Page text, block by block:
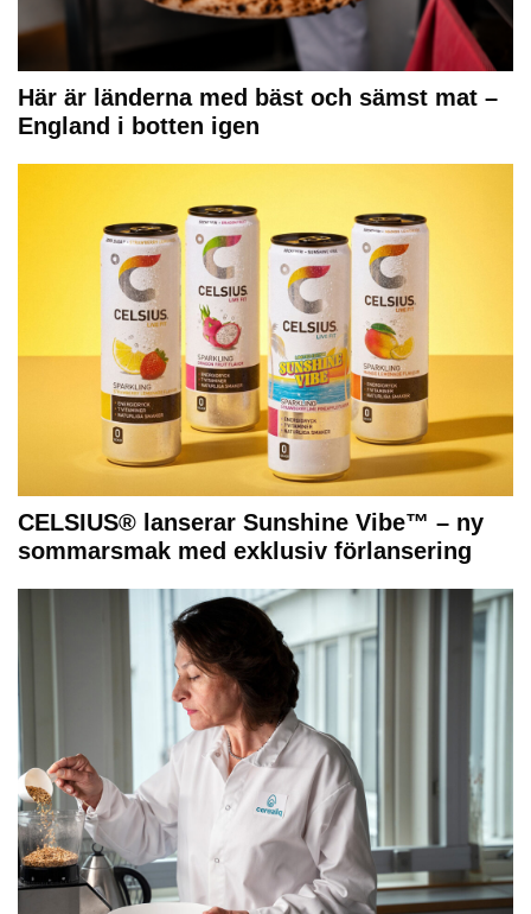
Här är länderna med bäst och sämst mat –
England i botten igen
CELSIUS® lanserar Sunshine Vibe™ – ny
sommarsmak med exklusiv förlansering